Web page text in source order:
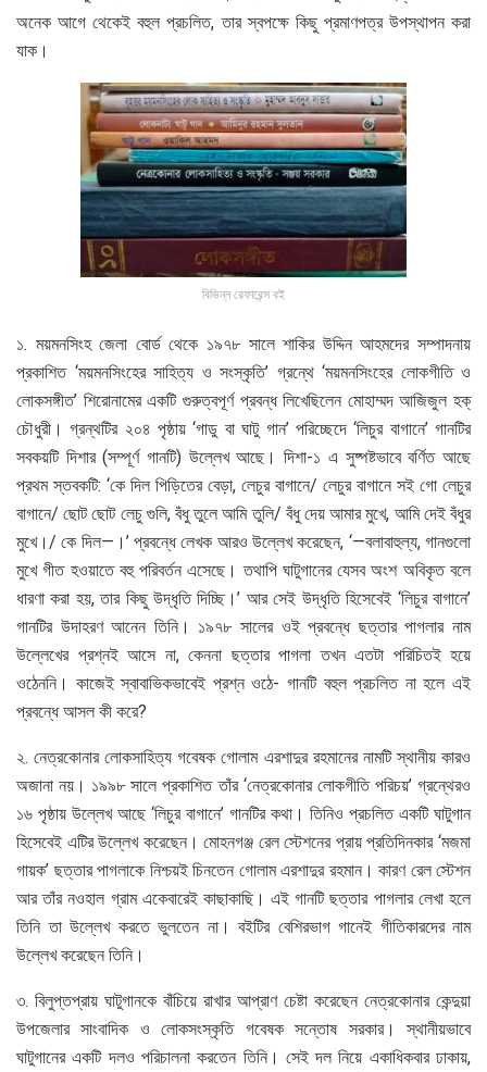
অনেক আগে থেকেই বহুল প্রচলিত, তার স্বপক্ষে কিছু প্রমাণপত্র উপস্থাপন করা
যাক।
বিভিন্ন রেফারেন্স বই
১. ময়মনসিংহ জেলা বোর্ড থেকে ১৯৭৮ সালে শাকির উদ্দিন আহমদের সম্পাদনায়
প্রকাশিত ‘ময়মনসিংহের সাহিত্য ও সংস্কৃতি’ গ্রন্থে ‘ময়মনসিংহের লোকগীতি ও
লোকসঙ্গীত’ শিরোনামের একটি গুরুত্বপূর্ণ প্রবন্ধ লিখেছিলেন মোহাম্মদ আজিজুল হক্
চৌধুরী। গ্রন্থটির ২০৪ পৃষ্ঠায় ‘গাডু বা ঘাটু গান’ পরিচ্ছেদে ‘লিচুর বাগানে’ গানটির
সবকয়টি দিশার (সম্পূর্ণ গানটি) উল্লেখ আছে। দিশা-১ এ সুষ্পষ্টভাবে বর্ণিত আছে
প্রথম স্তবকটি: ‘কে দিল পিড়িতের বেড়া, লেচুর বাগানে/ লেচুর বাগানে সই গো লেচুর
বাগানে/ ছোট ছোট লেচু গুলি, বঁধু তুলে আমি তুলি/ বঁধু দেয় আমার মুখে, আমি দেই বঁধুর
মুখে।/ কে দিল—।’ প্রবন্ধে লেখক আরও উল্লেখ করেছেন, ‘—বলাবাহুল্য, গানগুলো
মুখে গীত হওয়াতে বহু পরিবর্তন এসেছে। তথাপি ঘাটুগানের যেসব অংশ অবিকৃত বলে
ধারণা করা হয়, তার কিছু উদ্ধৃতি দিচ্ছি।’ আর সেই উদ্ধৃতি হিসেবেই ‘লিচুর বাগানে’
গানটির উদাহরণ আনেন তিনি। ১৯৭৮ সালের ওই প্রবন্ধে ছত্তার পাগলার নাম
উল্লেখের প্রশ্নই আসে না, কেননা ছত্তার পাগলা তখন এতটা পরিচিতই হয়ে
ওঠেননি। কাজেই স্বাবাভিকভাবেই প্রশ্ন ওঠে- গানটি বহুল প্রচলিত না হলে এই
প্রবন্ধে আসল কী করে?
২. নেত্রকোনার লোকসাহিত্য গবেষক গোলাম এরশাদুর রহমানের নামটি স্থানীয় কারও
অজানা নয়। ১৯৯৮ সালে প্রকাশিত তাঁর ‘নেত্রকোনার লোকগীতি পরিচয়’ গ্রন্থেরও
১৬ পৃষ্ঠায় উল্লেখ আছে ‘লিচুর বাগানে’ গানটির কথা। তিনিও প্রচলিত একটি ঘাটুগান
হিসেবেই এটির উল্লেখ করেছেন। মোহনগঞ্জ রেল স্টেশনের প্রায় প্রতিদিনকার ‘মজমা
গায়ক’ ছত্তার পাগলাকে নিশ্চয়ই চিনতেন গোলাম এরশাদুর রহমান। কারণ রেল স্টেশন
আর তাঁর নওহাল গ্রাম একেবারেই কাছাকাছি। এই গানটি ছত্তার পাগলার লেখা হলে
তিনি তা উল্লেখ করতে ভুলতেন না। বইটির বেশিরভাগ গানেই গীতিকারদের নাম
উল্লেখ করেছেন তিনি।
৩. বিলুপ্তপ্রায় ঘাটুগানকে বাঁচিয়ে রাখার আপ্রাণ চেষ্টা করেছেন নেত্রকোনার কেন্দুয়া
উপজেলার সাংবাদিক ও লোকসংস্কৃতি গবেষক সন্তোষ সরকার। স্থানীয়ভাবে
ঘাটুগানের একটি দলও পরিচালনা করতেন তিনি। সেই দল নিয়ে একাধিকবার ঢাকায়,